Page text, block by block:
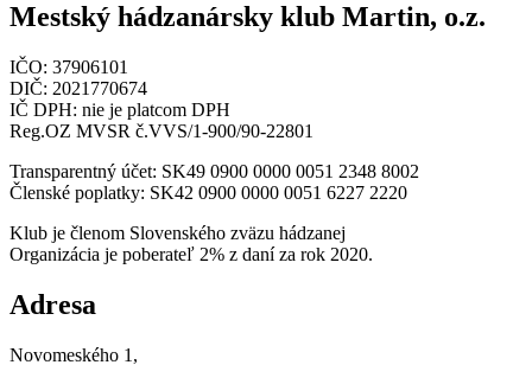
Mestský hádzanársky klub Martin, o.z.
IČO: 37906101
DIČ: 2021770674
IČ DPH: nie je platcom DPH
Reg.OZ MVSR č.VVS/1-900/90-22801
Transparentný účet: SK49 0900 0000 0051 2348 8002
Členské poplatky: SK42 0900 0000 0051 6227 2220
Klub je členom Slovenského zväzu hádzanej
Organizácia je poberateľ 2% z daní za rok 2020.
Adresa
Novomeského 1,